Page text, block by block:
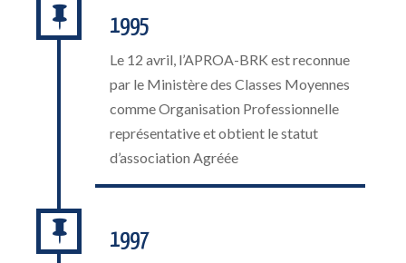
 1995
Le 12 avril, l’APROA-BRK est reconnue
par le Ministère des Classes Moyennes
comme Organisation Professionnelle
représentative et obtient le statut
d’association Agréée
 1997